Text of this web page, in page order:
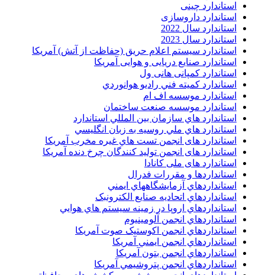
استاندارد چینی
استاندارد داروسازی
استاندارد سال 2022
استاندارد سال 2023
استاندارد سیستم اعلام حریق (حفاظت از آتش) آمریکا
استاندارد صنایع دریایی و هوایی آمریکا
استاندارد کمپانی هانی ول
استاندارد کميته فني راديو هوانوردي
استاندارد موسسه اف ام
استاندارد موسسه صنعت ساختمان
استاندارد هاي سازمان بين المللي استاندارد
استاندارد هاي ملي روسيه به زبان انگليسي
استاندارد های انجمن تست هاي غيره مخرب آمريکا
استاندارد های انجمن توليد کنندگان چرخ دنده آمريکا
استاندارد های ملی کانادا
استانداردها و مقررات فدرال
استانداردهاي آزمايشگاههاي ايمني
استانداردهاي اتحاديه صنايع الکترونبک
استانداردهاي اروپا در زمينه سيستم هاي هوايي
استانداردهاي انجمن آلومينيوم
استانداردهاي انجمن اکوستيک صوت آمريکا
استانداردهاي انجمن ايمني آمريکا
استانداردهاي انجمن بتون آمريکا
استانداردهاي انجمن پتروشيمي آمريکا